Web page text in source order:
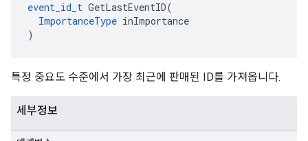
event_id_t GetLastEventID(
ImportanceType inImportance
)
특정 중요도 수준에서 가장 최근에 판매된 ID를 가져옵니다.
세부정보